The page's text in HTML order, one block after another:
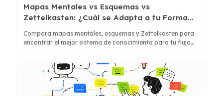
Mapas Mentales vs Esquemas vs
Zettelkasten: ¿Cuál se Adapta a tu Forma
Compara mapas mentales, esquemas y Zettelkasten para
encontrar el mejor sistema de conocimiento para tu flujo